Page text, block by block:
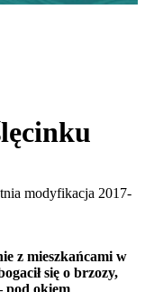
modyfikacja 2017-
z mieszkańcami w
się o brzozy,
pod okiem